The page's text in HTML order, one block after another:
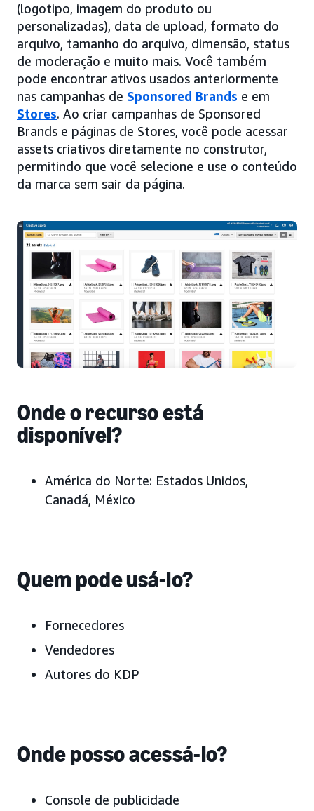
(logotipo, imagem do produto ou
personalizadas), data de upload, formato do
arquivo, tamanho do arquivo, dimensão, status
de moderação e muito mais. Você também
pode encontrar ativos usados anteriormente
nas campanhas de Sponsored Brands e em
Stores. Ao criar campanhas de Sponsored
Brands e páginas de Stores, você pode acessar
assets criativos diretamente no construtor,
permitindo que você selecione e use o conteúdo
da marca sem sair da página.
Onde o recurso está
disponível?
América do Norte: Estados Unidos,
Canadá, México
Quem pode usá-lo?
Fornecedores
Vendedores
Autores do KDP
Onde posso acessá-lo?
Console de publicidade